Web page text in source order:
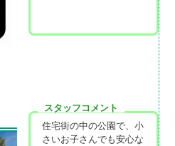
スタッフコメント
住宅街の中の公園で、小
さいお子さんでも安心な